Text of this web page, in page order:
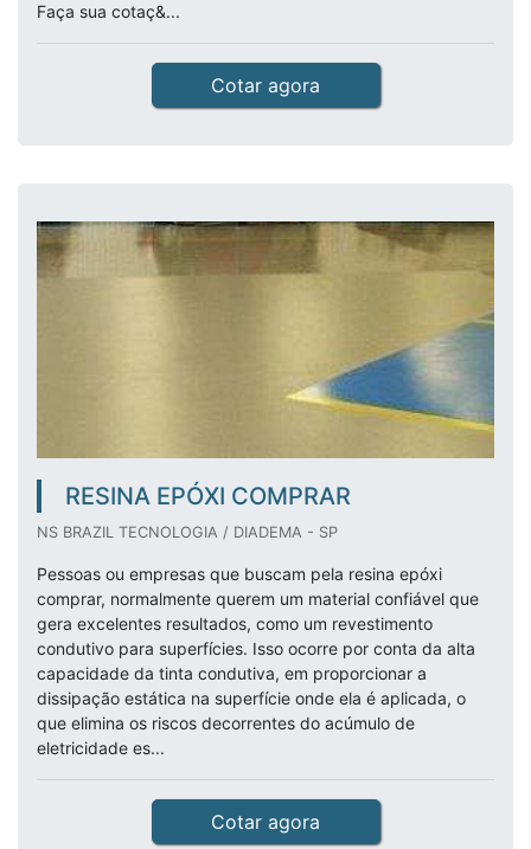
Faça sua cotaç&...
Cotar agora
RESINA EPÓXI COMPRAR
NS BRAZIL TECNOLOGIA / DIADEMA - SP
Pessoas ou empresas que buscam pela resina epóxi
comprar, normalmente querem um material confiável que
gera excelentes resultados, como um revestimento
condutivo para superfícies. Isso ocorre por conta da alta
capacidade da tinta condutiva, em proporcionar a
dissipação estática na superfície onde ela é aplicada, o
que elimina os riscos decorrentes do acúmulo de
eletricidade es...
Cotar agora